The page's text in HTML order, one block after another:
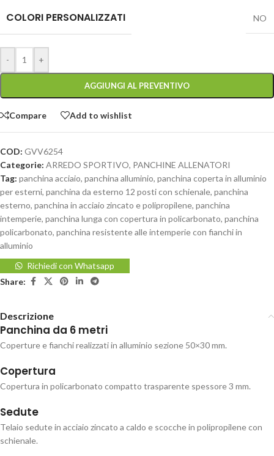
COLORI PERSONALIZZATI NO
- +
AGGIUNGI AL PREVENTIVO
Compare Add to wishlist
COD: GVV6254
Categorie: ARREDO SPORTIVO, PANCHINE ALLENATORI
Tag: panchina acciaio, panchina alluminio, panchina coperta in alluminio
per esterni, panchina da esterno 12 posti con schienale, panchina
esterno, panchina in acciaio zincato e polipropilene, panchina
intemperie, panchina lunga con copertura in policarbonato, panchina
policarbonato, panchina resistente alle intemperie con fianchi in
alluminio
Richiedi con Whatsapp
Share:
Descrizione
Panchina da 6 metri
Coperture e fianchi realizzati in alluminio sezione 50×30 mm.
Copertura
Copertura in policarbonato compatto trasparente spessore 3 mm.
Sedute
Telaio sedute in acciaio zincato a caldo e scocche in polipropilene con
schienale.